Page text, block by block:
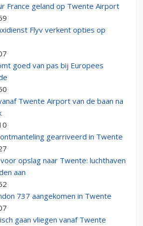
France geland op Twente Airport
Flyv verkent opties op
goed van pas bij Europees
Twente Airport van de baan na
gearriveerd in Twente
opslag naar Twente: luchthaven
aan
737 aangekomen in Twente
gaan vliegen vanaf Twente